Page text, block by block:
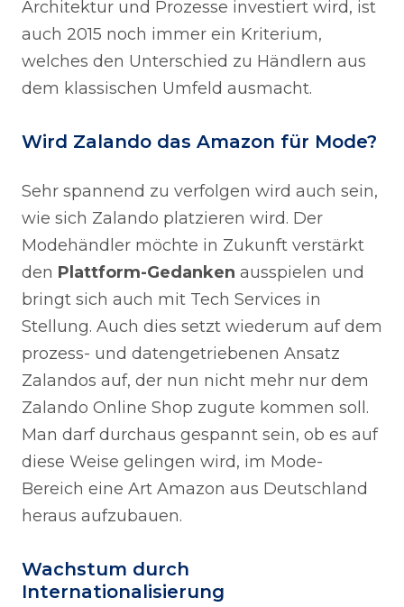
Architektur und Prozesse investiert wird, ist
auch 2015 noch immer ein Kriterium,
welches den Unterschied zu Händlern aus
dem klassischen Umfeld ausmacht.
Wird Zalando das Amazon für Mode?
Sehr spannend zu verfolgen wird auch sein,
wie sich Zalando platzieren wird. Der
Modehändler möchte in Zukunft verstärkt
den Plattform-Gedanken ausspielen und
bringt sich auch mit Tech Services in
Stellung. Auch dies setzt wiederum auf dem
prozess- und datengetriebenen Ansatz
Zalandos auf, der nun nicht mehr nur dem
Zalando Online Shop zugute kommen soll.
Man darf durchaus gespannt sein, ob es auf
diese Weise gelingen wird, im Mode-
Bereich eine Art Amazon aus Deutschland
heraus aufzubauen.
Wachstum durch
Internationalisierung